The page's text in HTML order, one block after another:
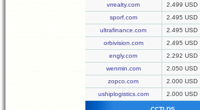
vrrealty.com
2.499 USD
sporf.com
2.495 USD
ultrafinance.com
2.495 USD
orbivision.com
2.495 USD
engly.com
2.292 USD
wenmin.com
2.050 USD
zopco.com
2.000 USD
ushiplogistics.com
2.000 USD